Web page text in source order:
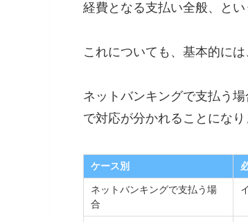
経費となる支払い全般、と
これについても、基本的に
ネットバンキングで支払う
で対応が分かれることになり
ケース別
ネットバンキングで支払う場
合